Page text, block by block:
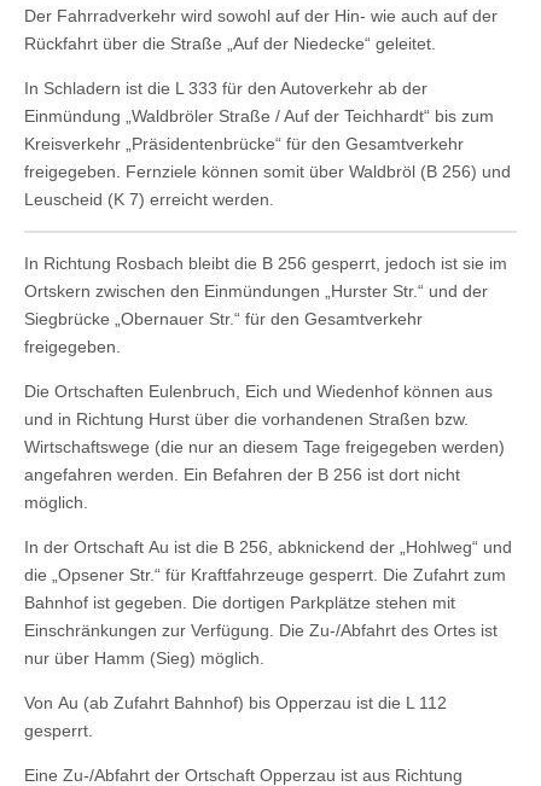
Der Fahrradverkehr wird sowohl auf der Hin- wie auch auf der
Rückfahrt über die Straße „Auf der Niedecke“ geleitet.
In Schladern ist die L 333 für den Autoverkehr ab der
Einmündung „Waldbröler Straße / Auf der Teichhardt“ bis zum
Kreisverkehr „Präsidentenbrücke“ für den Gesamtverkehr
freigegeben. Fernziele können somit über Waldbröl (B 256) und
Leuscheid (K 7) erreicht werden.
In Richtung Rosbach bleibt die B 256 gesperrt, jedoch ist sie im
Ortskern zwischen den Einmündungen „Hurster Str.“ und der
Siegbrücke „Obernauer Str.“ für den Gesamtverkehr
freigegeben.
Die Ortschaften Eulenbruch, Eich und Wiedenhof können aus
und in Richtung Hurst über die vorhandenen Straßen bzw.
Wirtschaftswege (die nur an diesem Tage freigegeben werden)
angefahren werden. Ein Befahren der B 256 ist dort nicht
möglich.
In der Ortschaft Au ist die B 256, abknickend der „Hohlweg“ und
die „Opsener Str.“ für Kraftfahrzeuge gesperrt. Die Zufahrt zum
Bahnhof ist gegeben. Die dortigen Parkplätze stehen mit
Einschränkungen zur Verfügung. Die Zu-/Abfahrt des Ortes ist
nur über Hamm (Sieg) möglich.
Von Au (ab Zufahrt Bahnhof) bis Opperzau ist die L 112
gesperrt.
Eine Zu-/Abfahrt der Ortschaft Opperzau ist aus Richtung